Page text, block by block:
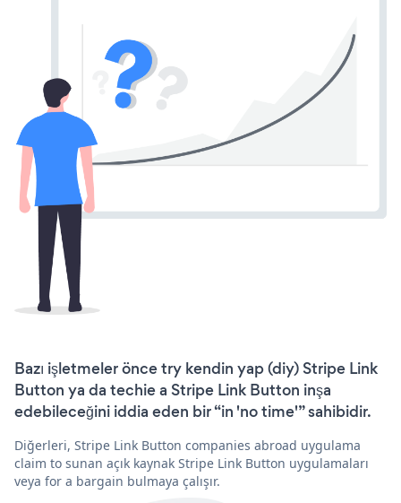
Bazı işletmeler önce try kendin yap (diy) Stripe Link
Button ya da techie a Stripe Link Button inşa
edebileceğini iddia eden bir “in 'no time'” sahibidir.
Diğerleri, Stripe Link Button companies abroad uygulama
claim to sunan açık kaynak Stripe Link Button uygulamaları
veya for a bargain bulmaya çalışır.